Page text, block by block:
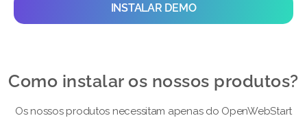
INSTALAR DEMO
Como instalar os nossos produtos?​
Os nossos produtos necessitam apenas do OpenWebStart